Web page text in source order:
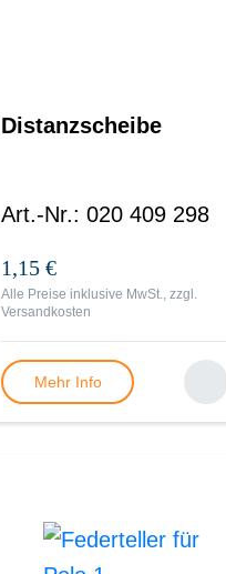
Distanzscheibe
Art.-Nr.: 020 409 298
1,15 €
Alle Preise inklusive MwSt., zzgl.
Versandkosten
Mehr Info